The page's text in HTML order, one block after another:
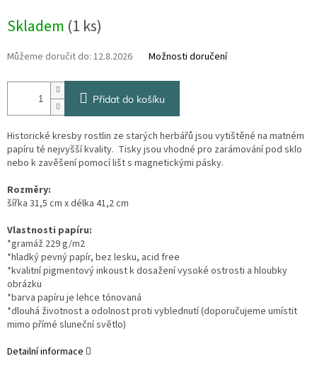
cena:
Skladem (1 ks)
Můžeme doručit do: 12.8.2026 Možnosti doručení
Přidat do košíku
Historické kresby rostlin ze starých herbářů jsou vytištěné na matném
papíru té nejvyšší kvality. Tisky jsou vhodné pro zarámování pod sklo
nebo k zavěšení pomocí lišt s magnetickými pásky.
Rozměry:
šířka 31,5 cm x délka 41,2 cm
Vlastnosti papíru:
*gramáž 229 g/m2
*hladký pevný papír, bez lesku, acid free
*kvalitní pigmentový inkoust k dosažení vysoké ostrosti a hloubky
obrázku
*barva papíru je lehce tónovaná
*dlouhá životnost a odolnost proti vyblednutí (doporučujeme umístit
mimo přímé sluneční světlo)
Detailní informace